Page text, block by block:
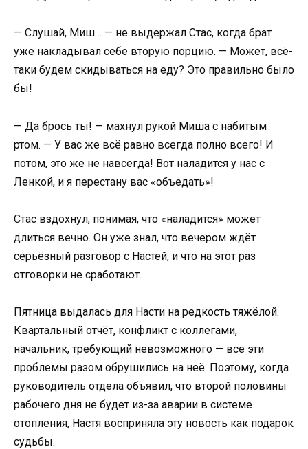
— Слушай, Миш… — не выдержал Стас, когда брат
уже накладывал себе вторую порцию. — Может, всё-
таки будем скидываться на еду? Это правильно было
бы!
— Да брось ты! — махнул рукой Миша с набитым
ртом. — У вас же всё равно всегда полно всего! И
потом, это же не навсегда! Вот наладится у нас с
Ленкой, и я перестану вас «объедать»!
Стас вздохнул, понимая, что «наладится» может
длиться вечно. Он уже знал, что вечером ждёт
серьёзный разговор с Настей, и что на этот раз
отговорки не сработают.
Пятница выдалась для Насти на редкость тяжёлой.
Квартальный отчёт, конфликт с коллегами,
начальник, требующий невозможного — все эти
проблемы разом обрушились на неё. Поэтому, когда
руководитель отдела объявил, что второй половины
рабочего дня не будет из-за аварии в системе
отопления, Настя восприняла эту новость как подарок
судьбы.